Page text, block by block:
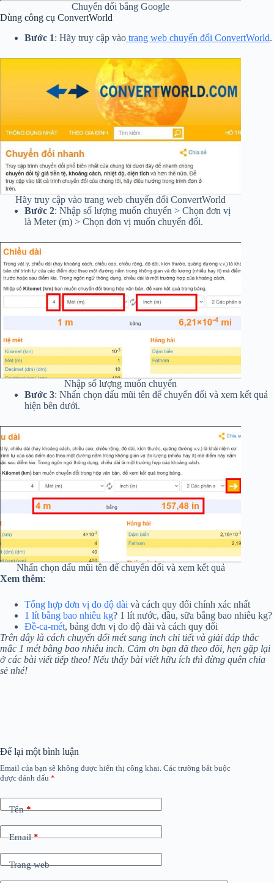
Chuyển đổi bằng Google
Dùng công cụ ConvertWorld
Bước 1: Hãy truy cập vào trang web chuyển đổi ConvertWorld.
Hãy truy cập vào trang web chuyển đổi ConvertWorld
Bước 2: Nhập số lượng muốn chuyển > Chọn đơn vị
là Meter (m) > Chọn đơn vị muốn chuyển đổi.
Nhập số lượng muốn chuyển
Bước 3: Nhấn chọn dấu mũi tên để chuyển đổi và xem kết quả
hiện bên dưới.
Nhấn chọn dấu mũi tên để chuyển đổi và xem kết quả
Xem thêm:
Tổng hợp đơn vị đo độ dài và cách quy đổi chính xác nhất
1 lít bằng bao nhiêu kg? 1 lít nước, dầu, sữa bằng bao nhiêu kg?
Đề-ca-mét, bảng đơn vị đo độ dài và cách quy đổi
Trên đây là cách chuyển đổi mét sang inch chi tiết và giải đáp thắc
mắc 1 mét bằng bao nhiêu inch. Cảm ơn bạn đã theo dõi, hẹn gặp lại
ở các bài viết tiếp theo! Nếu thấy bài viết hữu ích thì đừng quên chia
sẻ nhé!
Để lại một bình luận
Email của bạn sẽ không được hiển thị công khai. Các trường bắt buộc
được đánh dấu *
Tên*
Email*
Trang web